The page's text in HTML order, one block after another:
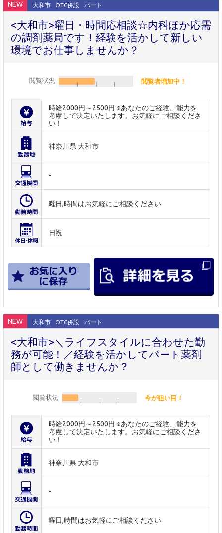
NEW 大和市 OTC併設 パート
<大和市>曜日・時間応相談☆内科ほか応需
の調剤薬局です！経験を活かして新しい
環境でお仕事しませんか？
閲覧状況 閲覧者増加中！
時給2000円～2500円 ※あなたのご経験、能力を
考慮して決定いたします。お気軽にご相談くださ
い！
神奈川県 大和市
-
曜日,時間はお気軽にご相談ください
日祝
NEW 大和市 OTC併設 パート
<大和市>＼ライフスタイルに合わせた勤
務が可能！／経験を活かしてパート薬剤
師として働きませんか？
閲覧状況 今が狙い目！
時給2000円～2500円 ※あなたのご経験、能力を
考慮して決定いたします。お気軽にご相談くださ
い！
神奈川県 大和市
-
曜日,時間はお気軽にご相談ください